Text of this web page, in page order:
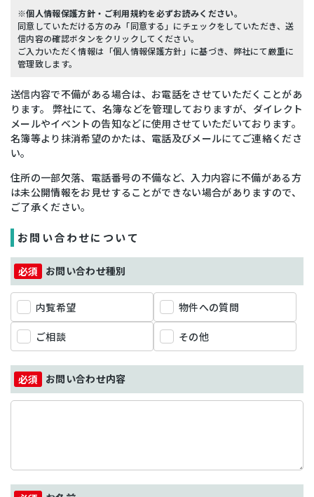
※個人情報保護方針・ご利用規約を必ずお読みください。
同意していただける方のみ「同意する」にチェックをしていただき、送
信内容の確認ボタンをクリックしてください。
ご入力いただく情報は「個人情報保護方針」に基づき、弊社にて厳重に
管理致します。
送信内容で不備がある場合は、お電話をさせていただくことがあ
ります。 弊社にて、名簿などを管理しておりますが、ダイレクト
メールやイベントの告知などに使用させていただいております。
名簿等より抹消希望のかたは、電話及びメールにてご連絡くださ
い。
住所の一部欠落、電話番号の不備など、入力内容に不備がある方
は未公開情報をお見せすることができない場合がありますので、
ご了承ください。
お問い合わせについて
お問い合わせ種別
内覧希望 物件への質問
ご相談 その他
お問い合わせ内容